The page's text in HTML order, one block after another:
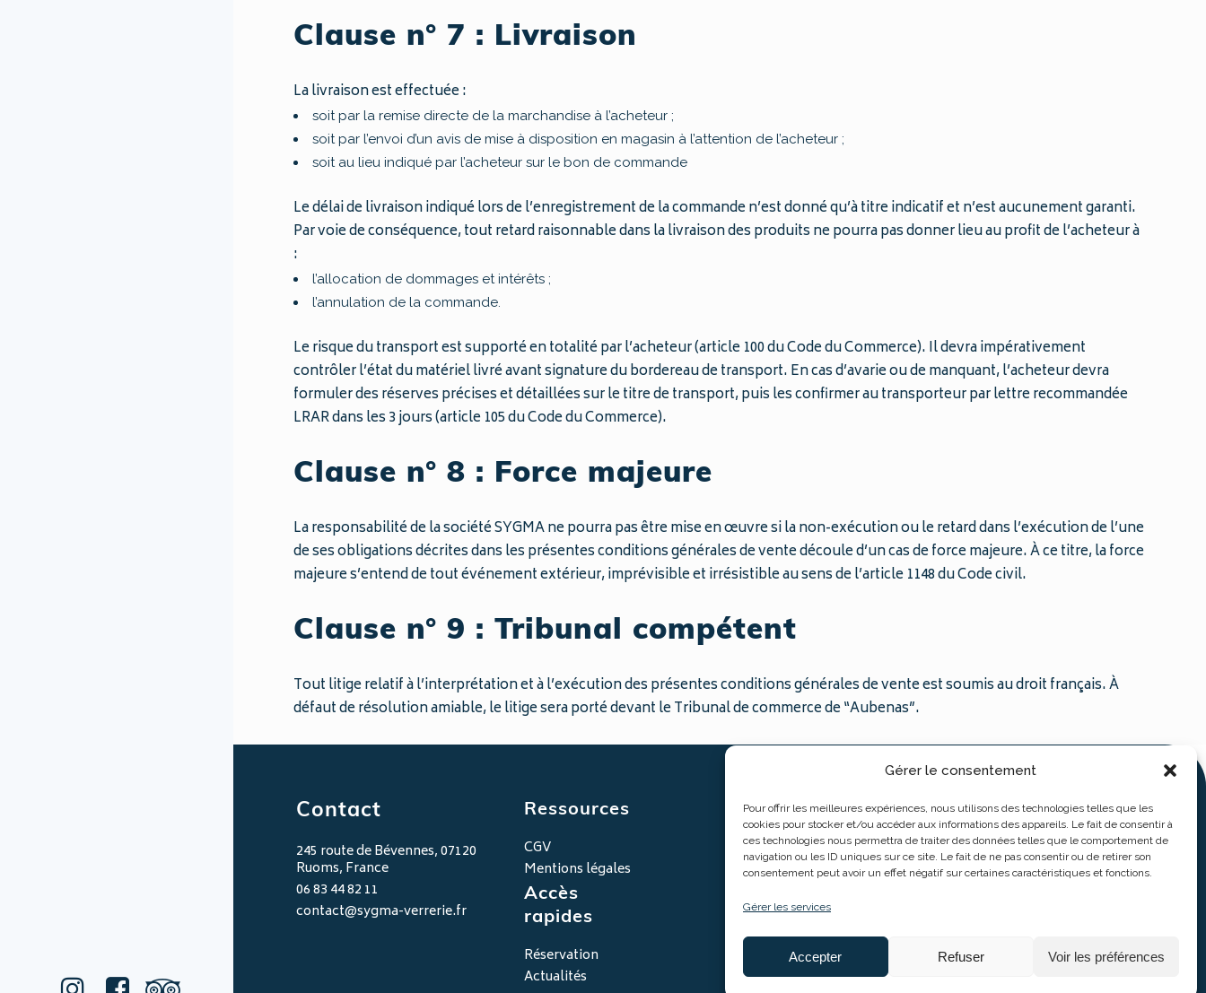
Gérer le consentement
Pour offrir les meilleures expériences, nous utilisons des technologies telles que les
cookies pour stocker et/ou accéder aux informations des appareils. Le fait de consentir à
ces technologies nous permettra de traiter des données telles que le comportement de
navigation ou les ID uniques sur ce site. Le fait de ne pas consentir ou de retirer son
consentement peut avoir un effet négatif sur certaines caractéristiques et fonctions.
Gérer les services
Accepter Refuser Voir les préférences
Clause n° 7 : Livraison
La livraison est effectuée :
soit par la remise directe de la marchandise à l’acheteur ;
soit par l’envoi d’un avis de mise à disposition en magasin à l’attention de l’acheteur ;
soit au lieu indiqué par l’acheteur sur le bon de commande
Le délai de livraison indiqué lors de l’enregistrement de la commande n’est donné qu’à titre indicatif et n’est aucunement garanti.
Par voie de conséquence, tout retard raisonnable dans la livraison des produits ne pourra pas donner lieu au profit de l’acheteur à
:
l’allocation de dommages et intérêts ;
l’annulation de la commande.
Le risque du transport est supporté en totalité par l’acheteur (article 100 du Code du Commerce). Il devra impérativement
contrôler l’état du matériel livré avant signature du bordereau de transport. En cas d’avarie ou de manquant, l’acheteur devra
formuler des réserves précises et détaillées sur le titre de transport, puis les confirmer au transporteur par lettre recommandée
LRAR dans les 3 jours (article 105 du Code du Commerce).
Clause n° 8 : Force majeure
La responsabilité de la société SYGMA ne pourra pas être mise en œuvre si la non-exécution ou le retard dans l’exécution de l’une
de ses obligations décrites dans les présentes conditions générales de vente découle d’un cas de force majeure. À ce titre, la force
majeure s’entend de tout événement extérieur, imprévisible et irrésistible au sens de l’article 1148 du Code civil.
Clause n° 9 : Tribunal compétent
Tout litige relatif à l’interprétation et à l’exécution des présentes conditions générales de vente est soumis au droit français. À
défaut de résolution amiable, le litige sera porté devant le Tribunal de commerce de “Aubenas”.
Contact
245 route de Bévennes, 07120
Ruoms, France
06 83 44 82 11
contact@sygma-verrerie.fr
Ressources
CGV
Mentions légales
Accès
rapides
Réservation
Actualités
Ouverture
Ouverture toute l'année du
mardi au samedi de 9h30 à
+ les lundi en juillet / août
Entreprise soutenue par :